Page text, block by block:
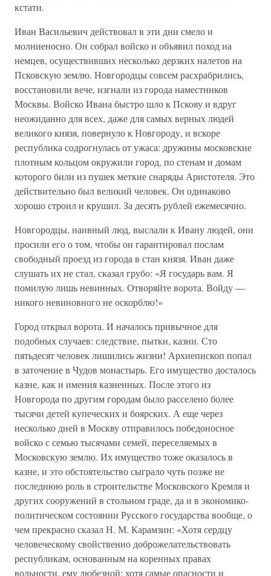
кстати.
Иван Васильевич действовал в эти дни смело и
молниеносно. Он собрал войско и объявил поход на
немцев, осуществивших несколько дерзких налетов на
Псковскую землю. Новгородцы совсем расхрабрились,
восстановили вече, изгнали из города наместников
Москвы. Войско Ивана быстро шло к Пскову и вдруг
неожиданно для всех, даже для самых верных людей
великого князя, повернуло к Новгороду, и вскоре
республика содрогнулась от ужаса: дружины московские
плотным кольцом окружили город, по стенам и домам
которого били из пушек меткие снаряды Аристотеля. Это
действительно был великий человек. Он одинаково
хорошо строил и крушил. За десять рублей ежемесячно.
Новгородцы, наивный люд, выслали к Ивану людей, они
просили его о том, чтобы он гарантировал послам
свободный проезд из города в стан князя. Иван даже
слушать их не стал, сказал грубо: «Я государь вам. Я
помилую лишь невинных. Отворяйте ворота. Войду —
никого невиновного не оскорблю!»
Город открыл ворота. И началось привычное для
подобных случаев: следствие, пытки, казни. Сто
пятьдесят человек лишились жизни! Архиепископ попал
в заточение в Чудов монастырь. Его имущество досталось
казне, как и имения казненных. После этого из
Новгорода по другим городам было расселено более
тысячи детей купеческих и боярских. А еще через
несколько дней в Москву отправилось победоносное
войско с семью тысячами семей, переселяемых в
Московскую землю. Их имущество тоже оказалось в
казне, и это обстоятельство сыграло чуть позже не
последнюю роль в строительстве Московского Кремля и
других сооружений в стольном граде, да и в экономико-
политическом состоянии Русского государства вообще, о
чем прекрасно сказал Н. М. Карамзин: «Хотя сердцу
человеческому свойственно доброжелательствовать
республикам, основанным на коренных правах
вольности, ему любезной; хотя самые опасности и